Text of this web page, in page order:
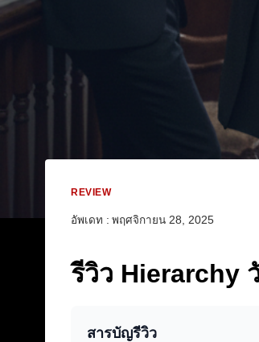
REVIEW
อัพเดท : พฤศจิกายน 28, 2025
รีวิว Hierarchy
สารบัญรีวิว